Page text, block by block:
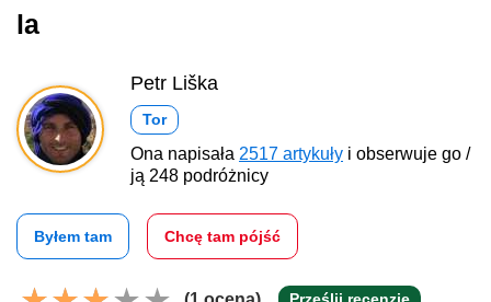
la
Petr Liška
Tor
Ona napisała 2517 artykuły i obserwuje go /
ją 248 podróżnicy
Byłem tam Chcę tam pójść